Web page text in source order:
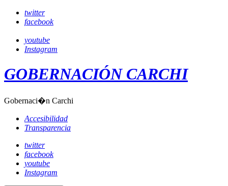
twitter
facebook
youtube
Instagram
GOBERNACIÓN CARCHI
Gobernaci�n Carchi
Accesibilidad
Transparencia
twitter
facebook
youtube
Instagram